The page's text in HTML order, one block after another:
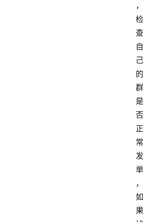
，
检
查
自
己
的
群
是
否
正
常
发
单
，
如
果